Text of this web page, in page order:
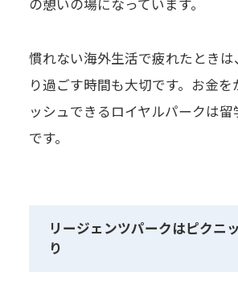
の憩いの場になっています。
慣れない海外生活で疲れたときは
り過ごす時間も大切です。お金を
ッシュできるロイヤルパークは
です。
リージェンツパークはピクニ
り